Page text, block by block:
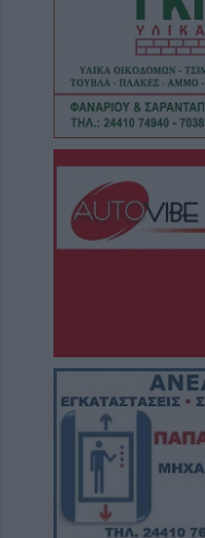
6 Αυγούστου 2026, 19:29
Τροχαίο στην
συγκρούστηκε με
ο οδηγός
6 Αυγούστου 2026, 19:15
Άνω Λιόσια:
τον θάνατο
αυτοκίνητο
6 Αυγούστου 2026, 17:50
Την Παρασκευή 7
Αθανάσιου
Πυρκαγιά σε
Φαρσάλων –
Πυροσβεστικής
6 Αυγούστου 2026, 17:36
Δημόσιες
ειδικότητες για
6 Αυγούστου 2026, 17:21